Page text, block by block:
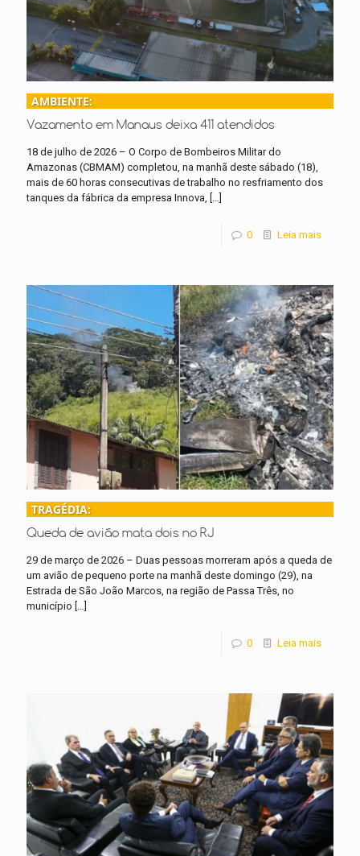
AMBIENTE:
Vazamento em Manaus deixa 411 atendidos
18 de julho de 2026 – O Corpo de Bombeiros Militar do
Amazonas (CBMAM) completou, na manhã deste sábado (18),
mais de 60 horas consecutivas de trabalho no resfriamento dos
tanques da fábrica da empresa Innova, […]
0 Leia mais
TRAGÉDIA:
Queda de avião mata dois no RJ
29 de março de 2026 – Duas pessoas morreram após a queda de
um avião de pequeno porte na manhã deste domingo (29), na
Estrada de São João Marcos, na região de Passa Três, no
município […]
0 Leia mais